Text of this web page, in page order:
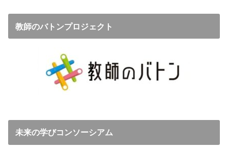
教師のバトンプロジェクト
未来の学びコンソーシアム